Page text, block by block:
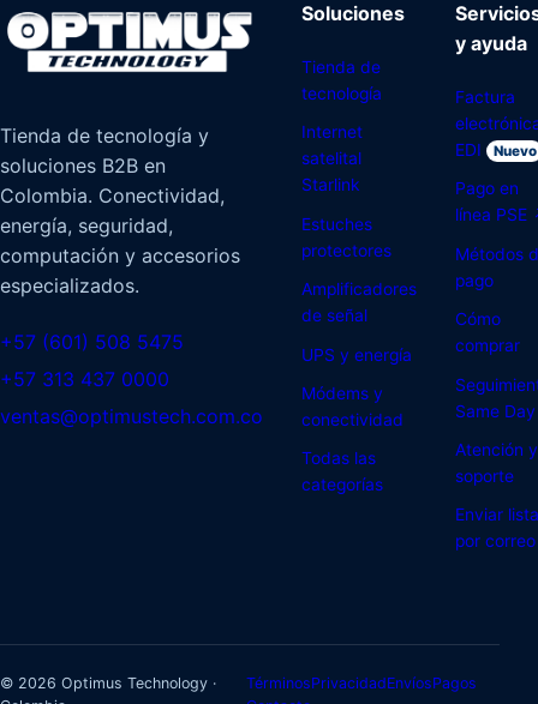
Tienda de tecnología y
soluciones B2B en
Colombia. Conectividad,
energía, seguridad,
computación y accesorios
especializados.
+57 (601) 508 5475
+57 313 437 0000
ventas@optimustech.com.co
Soluciones
Tienda de
tecnología
Internet
satelital
Starlink
Estuches
protectores
Amplificadores
de señal
UPS y energía
Módems y
conectividad
Todas las
categorías
y ayuda
Factura
EDI
Nuevo
Pago en
línea PSE
Métodos
pago
Cómo
comprar
Same Day
Atención y
soporte
Enviar lista
por correo
© 2026 Optimus Technology ·
TérminosPrivacidadEnvíosPagos